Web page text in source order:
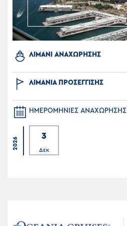
ΛΙΜΑΝΙ ΑΝΑΧΩΡΗΣΗΣ
ΛΙΜΑΝΙΑ ΠΡΟΣΕΓΓΙΣΗΣ
ΗΜΕΡΟΜΗΝΙΕΣ ΑΝΑΧΩΡΗΣΗΣ
2026
3
Δεκ